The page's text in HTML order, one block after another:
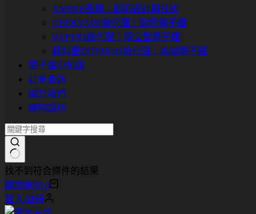
ASPIRE品牌｜創新設計與技術
GEEKVAPE總代理｜耐用電子煙
VAPTIO總代理｜穩定型電子煙
佩特里DOTMOD總代理｜高端電子煙
電子煙小知識
訂單查詢
關於我們
購物說明
找不到符合條件的結果
購物車$0 0
登入/註冊